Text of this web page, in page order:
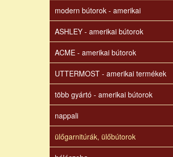
modern bútorok - amerikai
ASHLEY - amerikai bútorok
ACME - amerikai bútorok
UTTERMOST - amerikai termékek
több gyártó - amerikai bútorok
nappali
ülőgarnitúrák, ülőbútorok